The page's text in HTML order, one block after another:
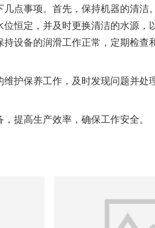
点事项。首先，保持机器的清洁
恒定，并及时更换清洁的水源，
设备的润滑工作正常，定期检查
护保养工作，及时发现问题并处
提高生产效率，确保工作安全。